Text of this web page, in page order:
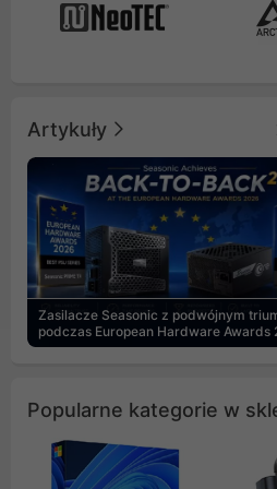
Artykuły
Zasilacze Seasonic z podwójnym
podczas European Hardware Awards
Popularne kategorie w